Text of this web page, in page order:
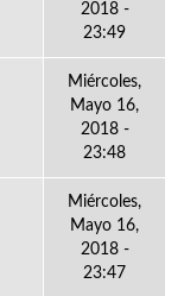
2018 -
23:49
Miércoles,
Mayo 16,
2018 -
23:48
Miércoles,
Mayo 16,
2018 -
23:47